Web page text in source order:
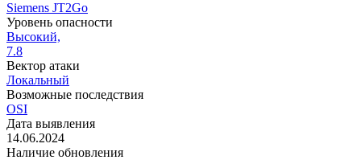
Siemens JT2Go
Уровень опасности
Высокий,
7.8
Вектор атаки
Локальный
Возможные последствия
OSI
Дата выявления
14.06.2024
Наличие обновления